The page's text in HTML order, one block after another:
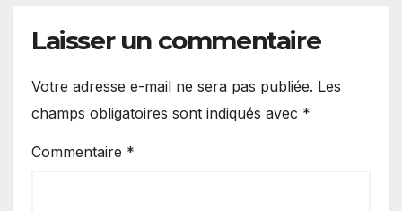
Laisser un commentaire
Votre adresse e-mail ne sera pas publiée. Les
champs obligatoires sont indiqués avec *
Commentaire *